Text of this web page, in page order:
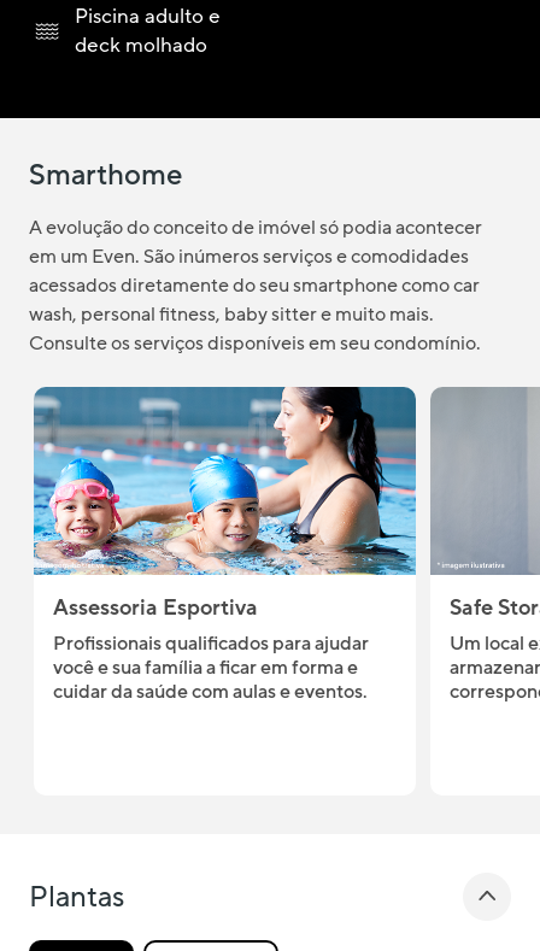
Piscina adulto e
deck molhado
Smarthome
A evolução do conceito de imóvel só podia acontecer
em um Even. São inúmeros serviços e comodidades
acessados diretamente do seu smartphone como car
wash, personal fitness, baby sitter e muito mais.
Consulte os serviços disponíveis em seu condomínio.
Assessoria Esportiva
Profissionais qualificados para ajudar
você e sua família a ficar em forma e
cuidar da saúde com aulas e eventos.
Safe
Um local
Plantas